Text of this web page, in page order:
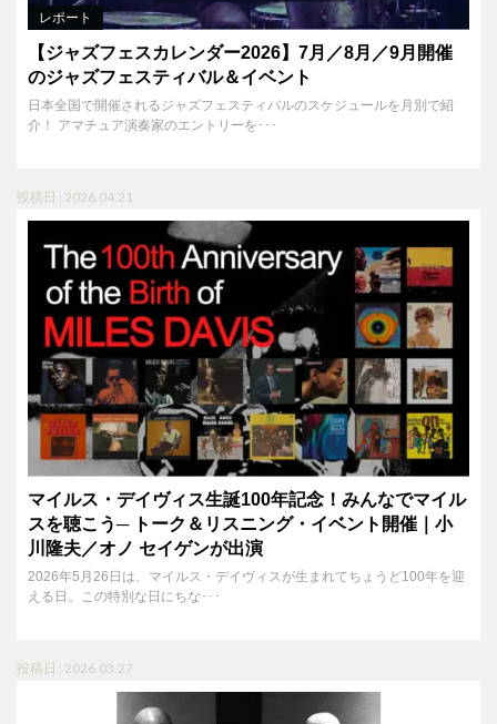
レポート
【ジャズフェスカレンダー2026】7月／8月／9月開催
のジャズフェスティバル＆イベント
日本全国で開催されるジャズフェスティバルのスケジュールを月別で紹
介！ アマチュア演奏家のエントリーを･･･
投稿日 : 2026.04.21
マイルス・デイヴィス生誕100年記念！みんなでマイル
スを聴こう─ トーク＆リスニング・イベント開催｜小
川隆夫／オノ セイゲンが出演
2026年5月26日は、マイルス・デイヴィスが生まれてちょうど100年を迎
える日。この特別な日にちな･･･
投稿日 : 2026.03.27